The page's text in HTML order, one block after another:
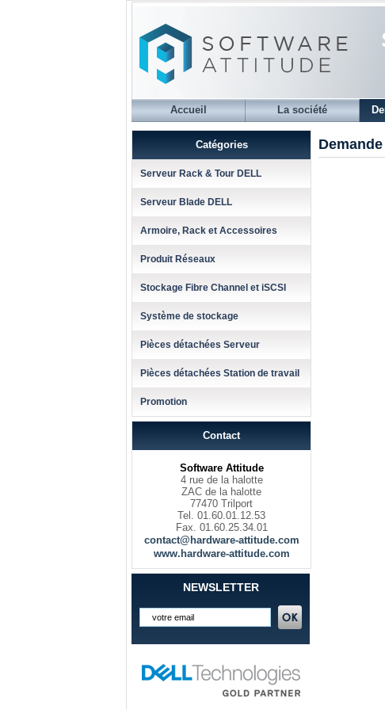
Accueil La société
Catégories
Serveur Rack & Tour DELL
Serveur Blade DELL
Armoire, Rack et Accessoires
Produit Réseaux
Stockage Fibre Channel et iSCSI
Système de stockage
Pièces détachées Serveur
Pièces détachées Station de travail
Promotion
Contact
Software Attitude
4 rue de la halotte
ZAC de la halotte
77470 Trilport
Tel. 01.60.01.12.53
Fax. 01.60.25.34.01
contact@hardware-attitude.com
www.hardware-attitude.com
NEWSLETTER